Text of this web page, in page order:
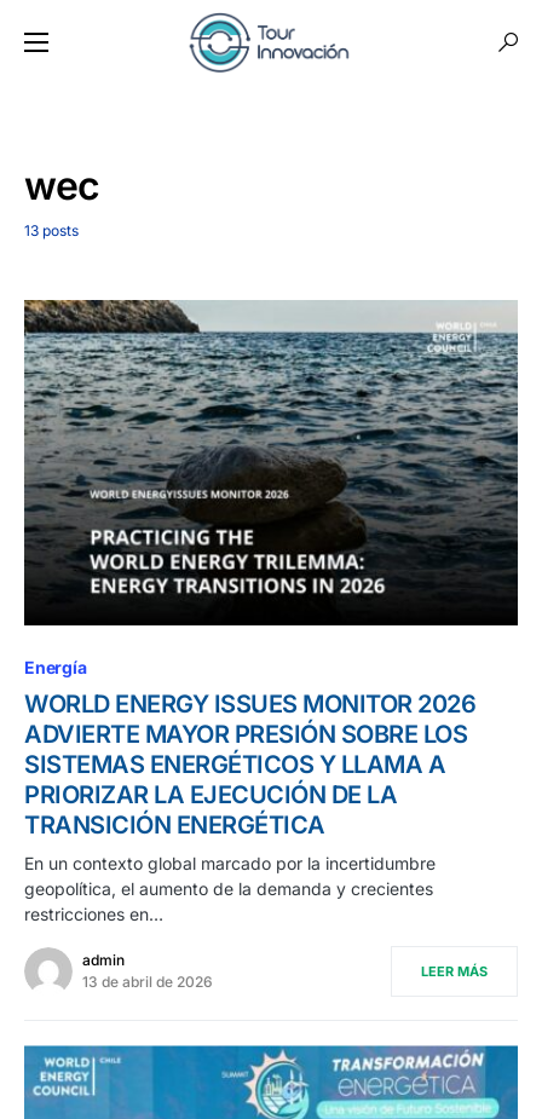
wec
13 posts
Energía
WORLD ENERGY ISSUES MONITOR 2026
ADVIERTE MAYOR PRESIÓN SOBRE LOS
SISTEMAS ENERGÉTICOS Y LLAMA A
PRIORIZAR LA EJECUCIÓN DE LA
TRANSICIÓN ENERGÉTICA
En un contexto global marcado por la incertidumbre
geopolítica, el aumento de la demanda y crecientes
restricciones en…
admin
13 de abril de 2026
LEER MÁS